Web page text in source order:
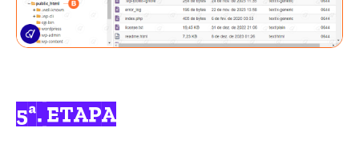
5ª. ETAPA